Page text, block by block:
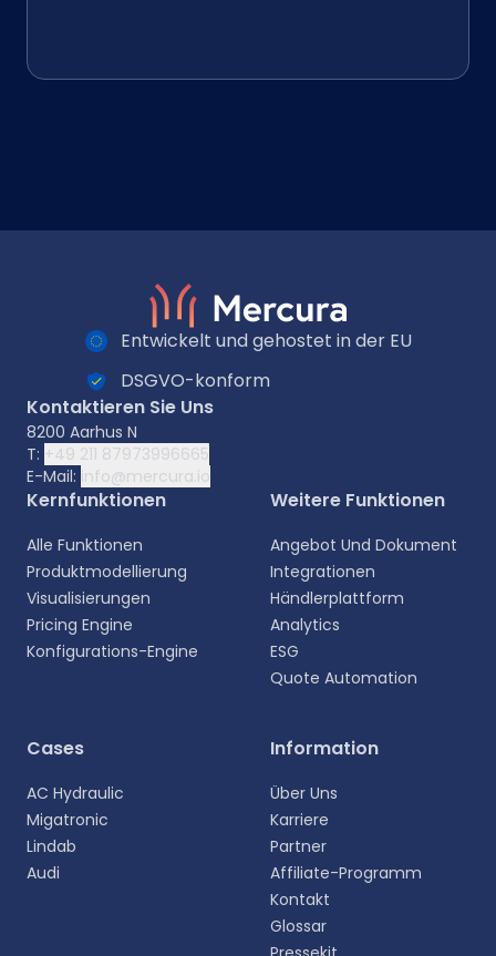
Wählen Sie Ihre Sprache aus
persönlichere Erfahrung.
Entwickelt und gehostet in der EU
DSGVO-konform
Kontaktieren Sie Uns
8200 Aarhus N
T: +49 211 87973996665
E-Mail: info@mercura.io
Kernfunktionen
Alle Funktionen
Produktmodellierung
Visualisierungen
Pricing Engine
Konfigurations-Engine
Weitere Funktionen
Angebot Und Dokument
Integrationen
Händlerplattform
Analytics
ESG
Quote Automation
Cases
AC Hydraulic
Migatronic
Lindab
Audi
Information
Über Uns
Karriere
Partner
Affiliate-Programm
Kontakt
Glossar